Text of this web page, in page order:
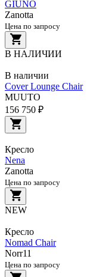
GIUNO
Zanotta
Цена по запросу
В НАЛИЧИИ
В наличии
Cover Lounge Chair
MUUTO
156 750 ₽
Кресло
Nena
Zanotta
Цена по запросу
NEW
Кресло
Nomad Chair
Norr11
Цена по запросу